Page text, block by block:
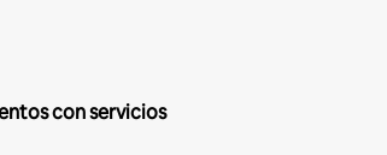
con servicios